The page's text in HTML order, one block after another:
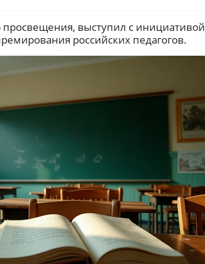
выступил с инициативой
российских педагогов.